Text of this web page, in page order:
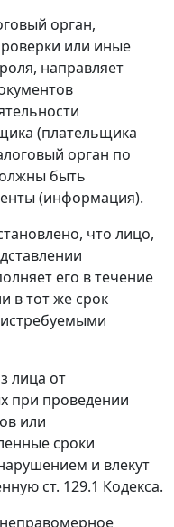
орган,
или иные
направляет
(плательщика
орган по
быть
(информация).
что лицо,
его в течение
в тот же срок
лица от
при проведении
или
сроки
и влекут
ст. 129.1 Кодекса.